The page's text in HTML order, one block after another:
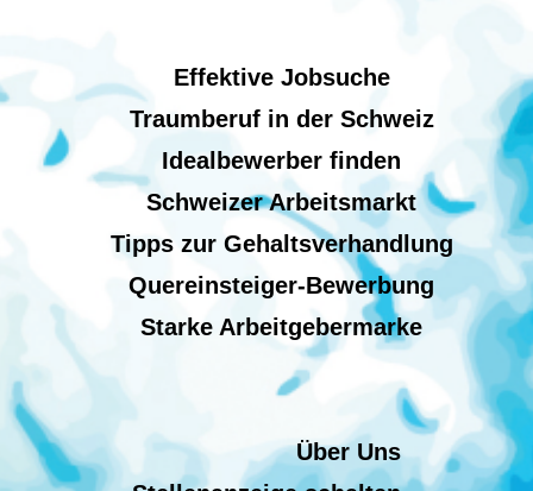
Effektive Jobsuche
Traumberuf in der Schweiz
Idealbewerber finden
Schweizer Arbeitsmarkt
Tipps zur Gehaltsverhandlung
Quereinsteiger-Bewerbung
Starke Arbeitgebermarke
Über Uns